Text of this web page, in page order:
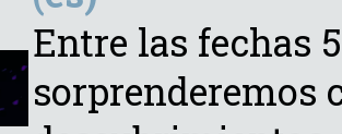
Entre las fechas
sorprenderemos